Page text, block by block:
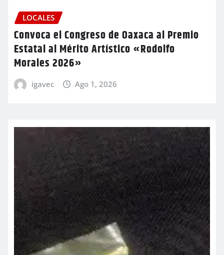
LOCALES
Convoca el Congreso de Oaxaca al Premio
Estatal al Mérito Artístico «Rodolfo
Morales 2026»
igavec Ago 1, 2026